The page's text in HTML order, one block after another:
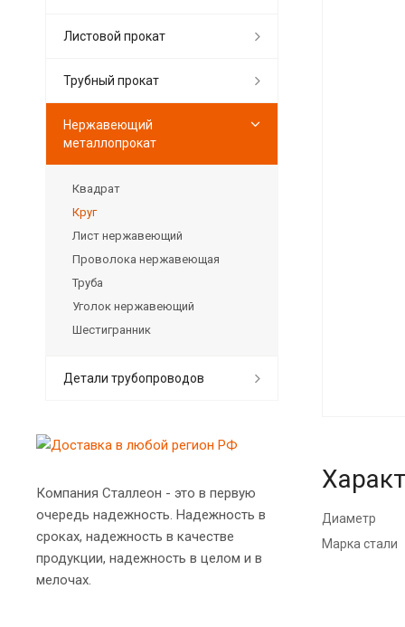
Диаметр
Марка стали
Листовой прокат
Трубный прокат
Нержавеющий
металлопрокат
Квадрат
Круг
Лист нержавеющий
Проволока нержавеющая
Труба
Уголок нержавеющий
Шестигранник
Детали трубопроводов
Компания Сталлеон - это в первую
очередь надежность. Надежность в
сроках, надежность в качестве
продукции, надежность в целом и в
мелочах.